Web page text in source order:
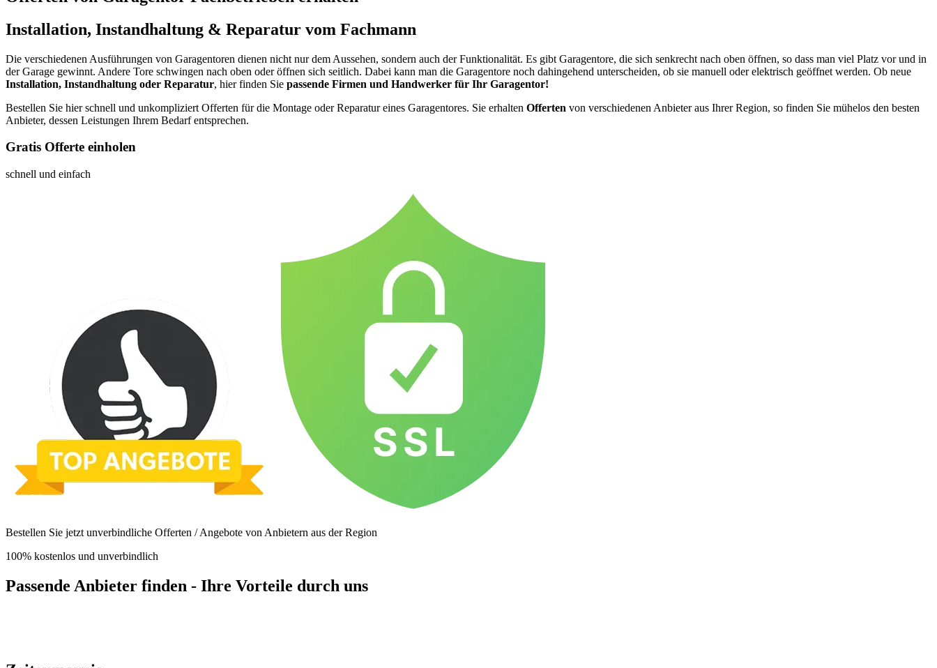
Installation, Instandhaltung & Reparatur vom Fachmann
Die verschiedenen Ausführungen von Garagentoren dienen nicht nur dem Aussehen, sondern auch der Funktionalität. Es gibt Garagentore, die sich senkrecht nach oben öffnen, so dass man viel Platz vor und in
der Garage gewinnt. Andere Tore schwingen nach oben oder öffnen sich seitlich. Dabei kann man die Garagentore noch dahingehend unterscheiden, ob sie manuell oder elektrisch geöffnet werden. Ob neue
Installation, Instandhaltung oder Reparatur, hier finden Sie passende Firmen und Handwerker für Ihr Garagentor!
Bestellen Sie hier schnell und unkompliziert Offerten für die Montage oder Reparatur eines Garagentores. Sie erhalten Offerten von verschiedenen Anbieter aus Ihrer Region, so finden Sie mühelos den besten
Anbieter, dessen Leistungen Ihrem Bedarf entsprechen.
Gratis Offerte einholen
schnell und einfach
Bestellen Sie jetzt unverbindliche Offerten / Angebote von Anbietern aus der Region
100% kostenlos und unverbindlich
Passende Anbieter finden - Ihre Vorteile durch uns